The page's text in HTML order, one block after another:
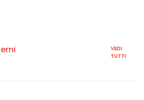
VEDI
TUTTI